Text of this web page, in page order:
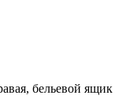
бельевой ящик